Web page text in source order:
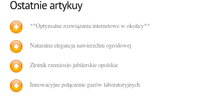
**Optymalne rozwiązania internetowe w okolicy**
Naturalna elegancja nawierzchni ogrodowej
Złotnik rzemiosło jubilerskie opolskie
Innowacyjne połączenie gazów laboratoryjnych